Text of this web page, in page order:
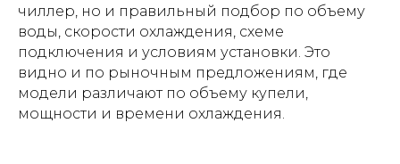
чиллер, но и правильный подбор по объему
воды, скорости охлаждения, схеме
подключения и условиям установки. Это
видно и по рыночным предложениям, где
модели различают по объему купели,
мощности и времени охлаждения.